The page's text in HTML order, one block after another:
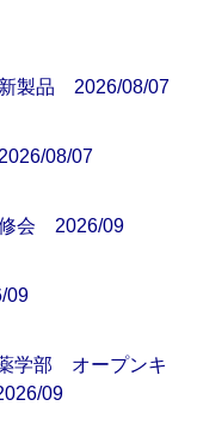
新製品 2026/08/07
08/07
会 2026/09
09
学部 オープンキ
09